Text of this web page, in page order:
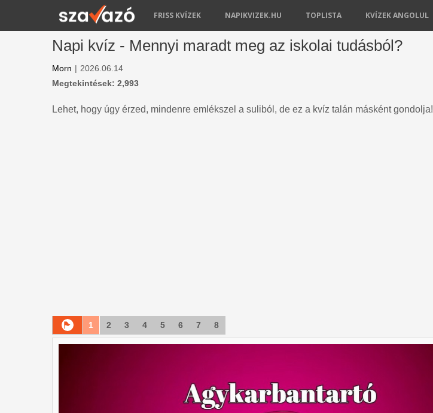
FRISS KVÍZEK NAPIKVIZEK.HU TOPLISTA KVÍZEK ANGOLUL
Napi kvíz - Mennyi maradt meg az iskolai tudásból?
Morn | 2026.06.14
Megtekintések: 2,993
Lehet, hogy úgy érzed, mindenre emlékszel a suliból, de ez a kvíz talán másként gondolja!
1 2 3 4 5 6 7 8